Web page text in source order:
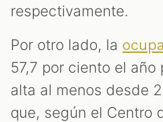
respectivamente.
Por otro lado, la
57,7 por ciento el
alta al menos desde
que, según el Centro